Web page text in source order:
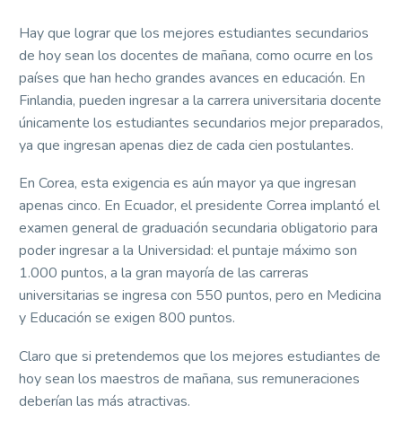
Hay que lograr que los mejores estudiantes secundarios
de hoy sean los docentes de mañana, como ocurre en los
países que han hecho grandes avances en educación. En
Finlandia, pueden ingresar a la carrera universitaria docente
únicamente los estudiantes secundarios mejor preparados,
ya que ingresan apenas diez de cada cien postulantes.
En Corea, esta exigencia es aún mayor ya que ingresan
apenas cinco. En Ecuador, el presidente Correa implantó el
examen general de graduación secundaria obligatorio para
poder ingresar a la Universidad: el puntaje máximo son
1.000 puntos, a la gran mayoría de las carreras
universitarias se ingresa con 550 puntos, pero en Medicina
y Educación se exigen 800 puntos.
Claro que si pretendemos que los mejores estudiantes de
hoy sean los maestros de mañana, sus remuneraciones
deberían las más atractivas.